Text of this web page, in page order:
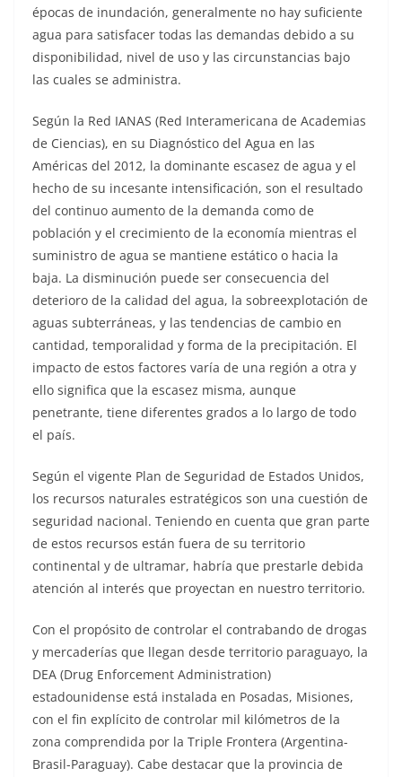
épocas de inundación, generalmente no hay suficiente
agua para satisfacer todas las demandas debido a su
disponibilidad, nivel de uso y las circunstancias bajo
las cuales se administra.
Según la Red IANAS (Red Interamericana de Academias
de Ciencias), en su Diagnóstico del Agua en las
Américas del 2012, la dominante escasez de agua y el
hecho de su incesante intensificación, son el resultado
del continuo aumento de la demanda como de
población y el crecimiento de la economía mientras el
suministro de agua se mantiene estático o hacia la
baja. La disminución puede ser consecuencia del
deterioro de la calidad del agua, la sobreexplotación de
aguas subterráneas, y las tendencias de cambio en
cantidad, temporalidad y forma de la precipitación. El
impacto de estos factores varía de una región a otra y
ello significa que la escasez misma, aunque
penetrante, tiene diferentes grados a lo largo de todo
el país.
Según el vigente Plan de Seguridad de Estados Unidos,
los recursos naturales estratégicos son una cuestión de
seguridad nacional. Teniendo en cuenta que gran parte
de estos recursos están fuera de su territorio
continental y de ultramar, habría que prestarle debida
atención al interés que proyectan en nuestro territorio.
Con el propósito de controlar el contrabando de drogas
y mercaderías que llegan desde territorio paraguayo, la
DEA (Drug Enforcement Administration)
estadounidense está instalada en Posadas, Misiones,
con el fin explícito de controlar mil kilómetros de la
zona comprendida por la Triple Frontera (Argentina-
Brasil-Paraguay). Cabe destacar que la provincia de